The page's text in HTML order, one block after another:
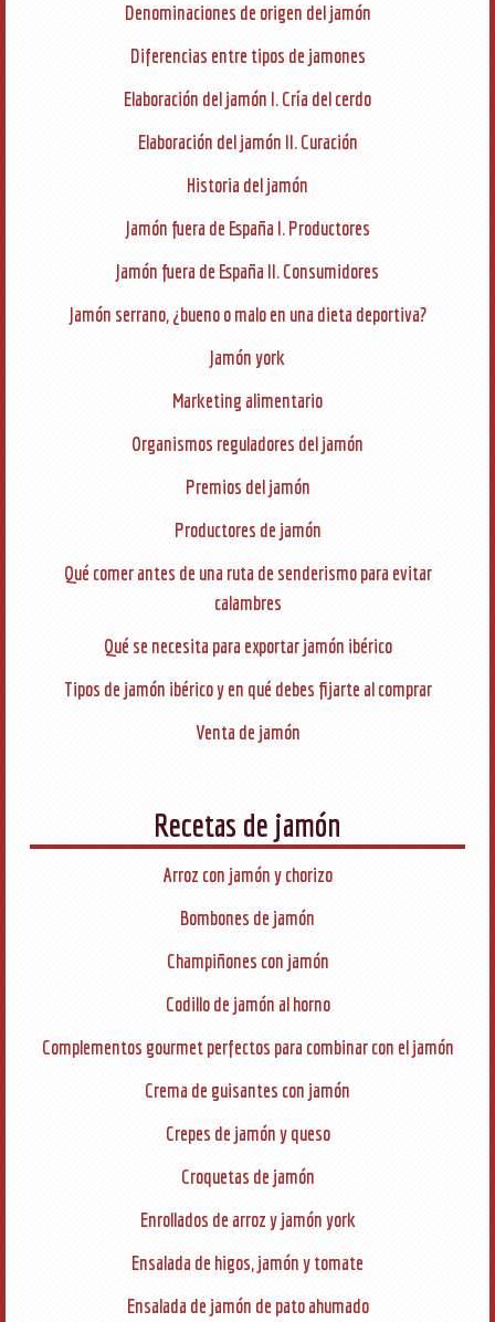
Denominaciones de origen del jamón
Diferencias entre tipos de jamones
Elaboración del jamón I. Cría del cerdo
Elaboración del jamón II. Curación
Historia del jamón
Jamón fuera de España I. Productores
Jamón fuera de España II. Consumidores
Jamón serrano, ¿bueno o malo en una dieta deportiva?
Jamón york
Marketing alimentario
Organismos reguladores del jamón
Premios del jamón
Productores de jamón
Qué comer antes de una ruta de senderismo para evitar
calambres
Qué se necesita para exportar jamón ibérico
Tipos de jamón ibérico y en qué debes fijarte al comprar
Venta de jamón
Recetas de jamón
Arroz con jamón y chorizo
Bombones de jamón
Champiñones con jamón
Codillo de jamón al horno
Complementos gourmet perfectos para combinar con el jamón
Crema de guisantes con jamón
Crepes de jamón y queso
Croquetas de jamón
Enrollados de arroz y jamón york
Ensalada de higos, jamón y tomate
Ensalada de jamón de pato ahumado